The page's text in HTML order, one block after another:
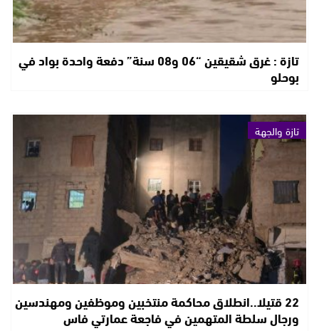
تازة : غرق شقيقين “06 و08 سنة” دفعة واحدة بواد في
بوحلو
تازة والجهة
22 قتيلا..انطلاق محاكمة منتخبين وموظفين ومهندسين
ورجال سلطة المتهمين في فاجعة عمارتي فاس